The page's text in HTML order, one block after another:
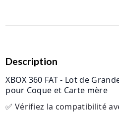
Description
XBOX 360 FAT - Lot de
pour Coque et Carte mère
✅ Vérifiez la compatibilité